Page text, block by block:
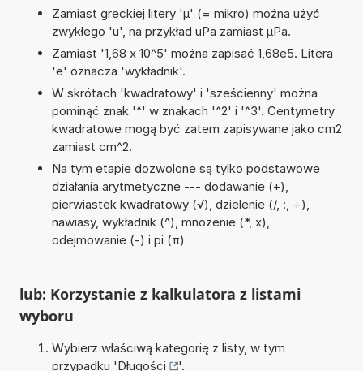
Zamiast greckiej litery 'µ' (= mikro) można użyć
zwykłego 'u', na przykład uPa zamiast µPa.
Zamiast '1,68 x 10^5' można zapisać 1,68e5. Litera
'e' oznacza 'wykładnik'.
W skrótach 'kwadratowy' i 'sześcienny' można
pominąć znak '^' w znakach '^2' i '^3'. Centymetry
kwadratowe mogą być zatem zapisywane jako cm2
zamiast cm^2.
Na tym etapie dozwolone są tylko podstawowe
działania arytmetyczne --- dodawanie (+),
pierwiastek kwadratowy (√), dzielenie (/, :, ÷),
nawiasy, wykładnik (^), mnożenie (*, x),
odejmowanie (-) i pi (π)
lub: Korzystanie z kalkulatora z listami
wyboru
Wybierz właściwą kategorię z listy, w tym
przypadku 'Długości
'.